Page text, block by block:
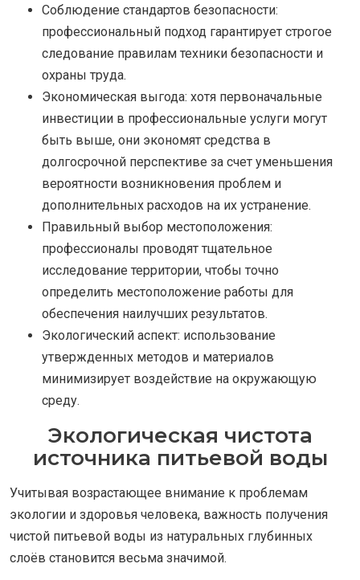
Соблюдение стандартов безопасности:
профессиональный подход гарантирует строгое
следование правилам техники безопасности и
охраны труда.
Экономическая выгода: хотя первоначальные
инвестиции в профессиональные услуги могут
быть выше, они экономят средства в
долгосрочной перспективе за счет уменьшения
вероятности возникновения проблем и
дополнительных расходов на их устранение.
Правильный выбор местоположения:
профессионалы проводят тщательное
исследование территории, чтобы точно
определить местоположение работы для
обеспечения наилучших результатов.
Экологический аспект: использование
утвержденных методов и материалов
минимизирует воздействие на окружающую
среду.
Экологическая чистота
источника питьевой воды
Учитывая возрастающее внимание к проблемам
экологии и здоровья человека, важность получения
чистой питьевой воды из натуральных глубинных
слоёв становится весьма значимой.